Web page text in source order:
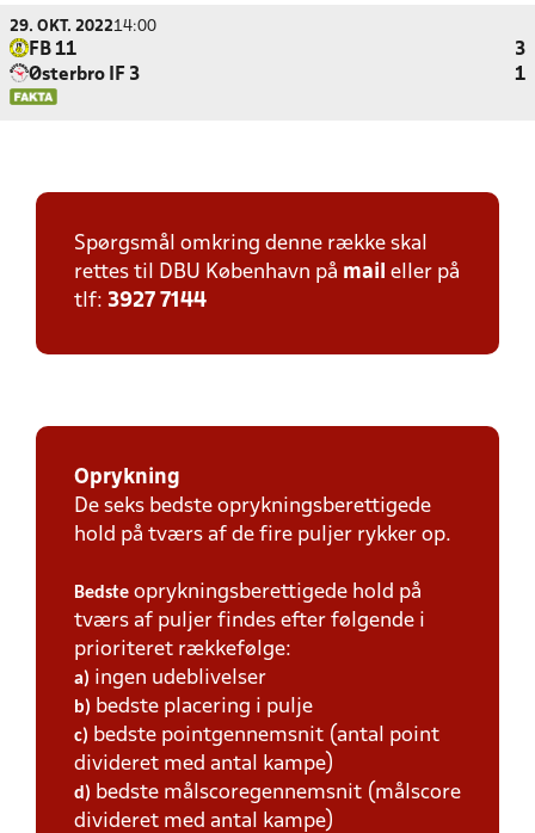
29. OKT. 202214:00
FB 11
3
Østerbro IF 3
1
Spørgsmål omkring denne række skal
rettes til DBU København på mail eller på
tlf: 3927 7144
Oprykning
De seks bedste oprykningsberettigede
hold på tværs af de fire puljer rykker op.
Bedste oprykningsberettigede hold på
tværs af puljer findes efter følgende i
prioriteret rækkefølge:
a) ingen udeblivelser
b) bedste placering i pulje
c) bedste pointgennemsnit (antal point
divideret med antal kampe)
d) bedste målscoregennemsnit (målscore
divideret med antal kampe)